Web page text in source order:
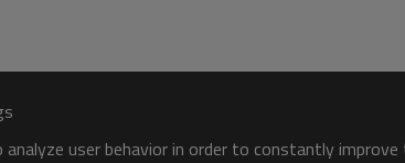
user behavior in order to constantly